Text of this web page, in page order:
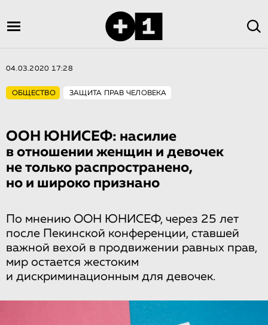
04.03.2020 17:28
ОБЩЕСТВО ЗАЩИТА ПРАВ ЧЕЛОВЕКА
ООН ЮНИСЕФ: насилие
в отношении женщин и девочек
не только распростране­но,
но и широко признано
По мнению ООН ЮНИСЕФ, через 25 лет
после Пекинской конференции, ставшей
важной вехой в продвижении равных прав,
мир остается жестоким
и дискриминационным для девочек.